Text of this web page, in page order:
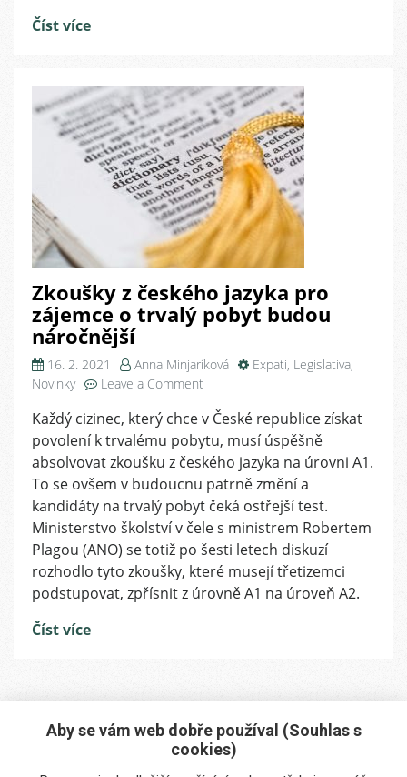
Číst více
Zkoušky z českého jazyka pro
zájemce o trvalý pobyt budou
náročnější
16. 2. 2021 Anna Minjaríková Expati, Legislativa,
Novinky
Leave a Comment
z
českého
jazyka
pro
zájemce
o
trvalý
pobyt
budou
náročnější
Každý cizinec, který chce v České republice získat
povolení k trvalému pobytu, musí úspěšně
absolvovat zkoušku z českého jazyka na úrovni A1.
To se ovšem v budoucnu patrně změní a
kandidáty na trvalý pobyt čeká ostřejší test.
Ministerstvo školství v čele s ministrem Robertem
Plagou (ANO) se totiž po šesti letech diskuzí
rozhodlo tyto zkoušky, které musejí třetizemci
podstupovat, zpřísnit z úrovně A1 na úroveň A2.
Číst více
Máte zájem o naše služby?
Aby se vám web dobře používal (Souhlas s
cookies)